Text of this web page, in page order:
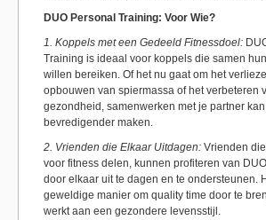
DUO Personal Training: Voor Wie?
1. Koppels met een Gedeeld Fitnessdoel:
Training is ideaal voor koppels die samen
willen bereiken. Of het nu gaat om het
opbouwen van spiermassa of het verbeteren
gezondheid, samenwerken met je partner
bevredigender maken.
2. Vrienden die Elkaar Uitdagen: Vrienden
voor fitness delen, kunnen profiteren van
door elkaar uit te dagen en te ondersteunen.
geweldige manier om quality time door te
werkt aan een gezondere levensstijl.